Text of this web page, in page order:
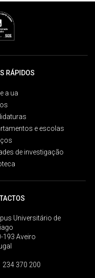
RÁPIDOS
a ua
e escolas
de investigação
Universitário de
193 Aveiro
234 370 200